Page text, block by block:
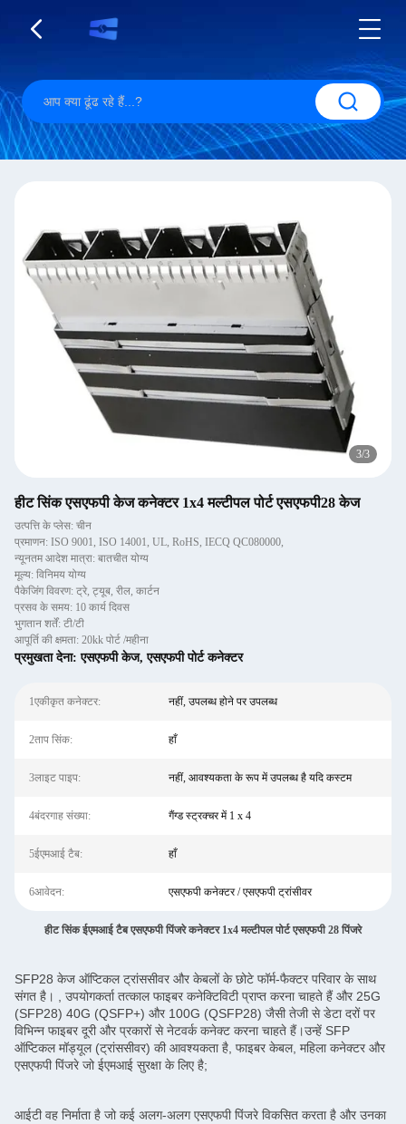
3/3
हीट सिंक एसएफपी केज कनेक्टर 1x4 मल्टीपल पोर्ट एसएफपी28 केज
उत्पत्ति के प्लेस: चीन
प्रमाणन: ISO 9001, ISO 14001, UL, RoHS, IECQ QC080000,
न्यूनतम आदेश मात्रा: बातचीत योग्य
मूल्य: विनिमय योग्य
पैकेजिंग विवरण: ट्रे, ट्यूब, रील, कार्टन
प्रसव के समय: 10 कार्य दिवस
भुगतान शर्तें: टी/टी
आपूर्ति की क्षमता: 20kk पोर्ट /महीना
प्रमुखता देना:एसएफपी केज,एसएफपी पोर्ट कनेक्टर
1एकीकृत कनेक्टर: नहीं, उपलब्ध होने पर उपलब्ध
2ताप सिंक: हाँ
3लाइट पाइप: नहीं, आवश्यकता के रूप में उपलब्ध है यदि कस्टम
4बंदरगाह संख्या: गैंग्ड स्ट्रक्चर में 1 x 4
5ईएमआई टैब: हाँ
6आवेदन: एसएफपी कनेक्टर / एसएफपी ट्रांसीवर
हीट सिंक ईएमआई टैब एसएफपी पिंजरे कनेक्टर 1x4 मल्टीपल पोर्ट एसएफपी 28 पिंजरे
SFP28 केज ऑप्टिकल ट्रांससीवर और केबलों के छोटे फॉर्म-फैक्टर परिवार के साथ
संगत है। , उपयोगकर्ता तत्काल फाइबर कनेक्टिविटी प्राप्त करना चाहते हैं और 25G
(SFP28) 40G (QSFP+) और 100G (QSFP28) जैसी तेजी से डेटा दरों पर
विभिन्न फाइबर दूरी और प्रकारों से नेटवर्क कनेक्ट करना चाहते हैं।उन्हें SFP
ऑप्टिकल मॉड्यूल (ट्रांससीवर) की आवश्यकता है, फाइबर केबल, महिला कनेक्टर और
एसएफपी पिंजरे जो ईएमआई सुरक्षा के लिए है;
आईटी वह निर्माता है जो कई अलग-अलग एसएफपी पिंजरे विकसित करता है और उनका